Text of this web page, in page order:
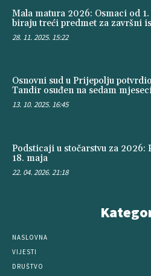
Mala matura 2026: Osmaci od
biraju treći predmet za završni
28. 11. 2025. 15:22
Osnovni sud u Prijepolju
Tandir osuđen na sedam
13. 10. 2025. 16:45
Podsticaji u stočarstvu za 2026:
18. maja
22. 04. 2026. 21:18
NASLOVNA
VIJESTI
DRUŠTVO